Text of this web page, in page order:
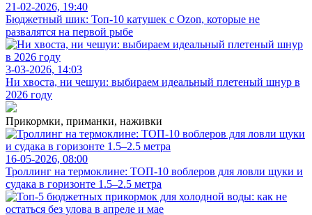
21-02-2026, 19:40
Бюджетный шик: Топ-10 катушек с Ozon, которые не
развалятся на первой рыбе
3-03-2026, 14:03
Ни хвоста, ни чешуи: выбираем идеальный плетеный шнур в
2026 году
Прикормки, приманки, наживки
16-05-2026, 08:00
Троллинг на термоклине: ТОП-10 воблеров для ловли щуки и
судака в горизонте 1.5–2.5 метра